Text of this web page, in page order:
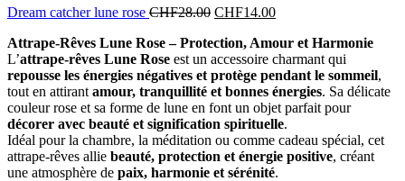
Dream catcher lune rose CHF28.00 CHF14.00
Attrape-Rêves Lune Rose – Protection, Amour et Harmonie
L’attrape-rêves Lune Rose est un accessoire charmant qui
repousse les énergies négatives et protège pendant le sommeil,
tout en attirant amour, tranquillité et bonnes énergies. Sa délicate
couleur rose et sa forme de lune en font un objet parfait pour
décorer avec beauté et signification spirituelle.
Idéal pour la chambre, la méditation ou comme cadeau spécial, cet
attrape-rêves allie beauté, protection et énergie positive, créant
une atmosphère de paix, harmonie et sérénité.